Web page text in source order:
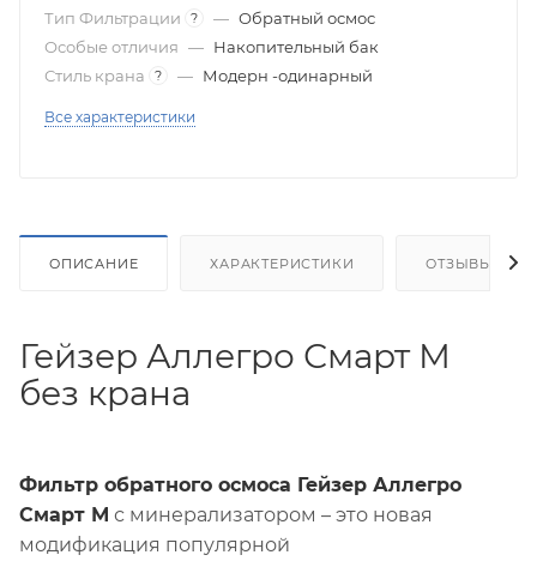
Тип Фильтрации
? — Обратный осмос
Особые отличия — Накопительный бак
Стиль крана
? — Модерн -одинарный
Все характеристики
ОПИСАНИЕ ХАРАКТЕРИСТИКИ ОТЗЫВЫ
Гейзер Аллегро Смарт М
без крана
Фильтр обратного осмоса Гейзер Аллегро
Смарт М с минерализатором – это новая
модификация популярной